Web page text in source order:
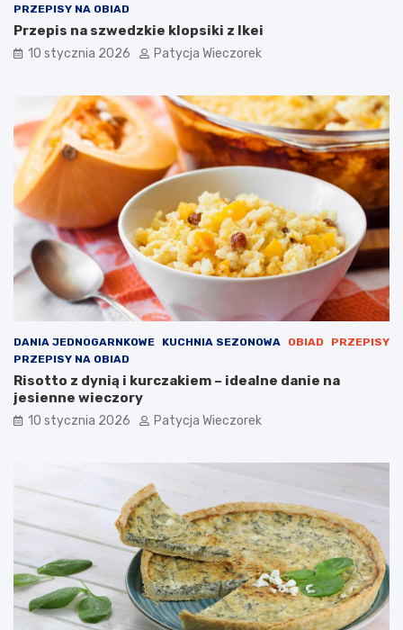
PRZEPISY NA OBIAD
Przepis na szwedzkie klopsiki z Ikei
10 stycznia 2026 Patycja Wieczorek
DANIA JEDNOGARNKOWE KUCHNIA SEZONOWA OBIAD
PRZEPISY
PRZEPISY NA OBIAD
Risotto z dynią i kurczakiem – idealne danie na
jesienne wieczory
10 stycznia 2026 Patycja Wieczorek